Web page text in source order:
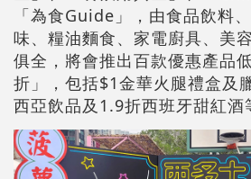
「為食Guide」，由食品飲料
味、糧油麵食、家電廚具、美
俱全，將會推出百款優惠產品
折」，包括$1金華火腿禮盒及
西亞飲品及1.9折西班牙甜紅酒